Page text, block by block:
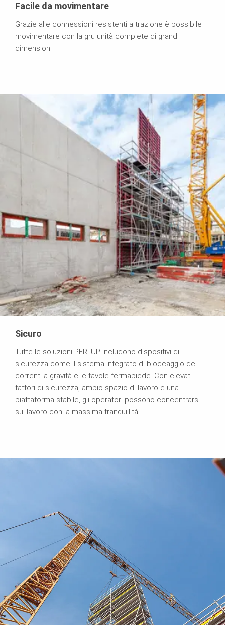
Facile da movimentare
Grazie alle connessioni resistenti a trazione è possibile
movimentare con la gru unità complete di grandi
dimensioni
Sicuro
Tutte le soluzioni PERI UP includono dispositivi di
sicurezza come il sistema integrato di bloccaggio dei
correnti a gravità e le tavole fermapiede. Con elevati
fattori di sicurezza, ampio spazio di lavoro e una
piattaforma stabile, gli operatori possono concentrarsi
sul lavoro con la massima tranquillità.